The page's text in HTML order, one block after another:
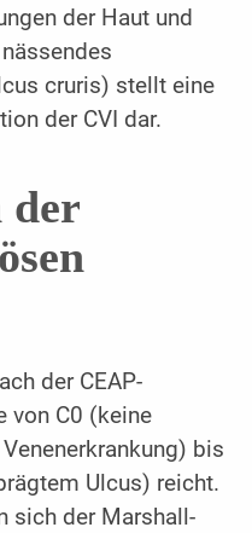
der Haut und
cruris) stellt eine
der CVI dar.
der
der CEAP-
von C0 (keine
bis
Ulcus) reicht.
sich der Marshall-